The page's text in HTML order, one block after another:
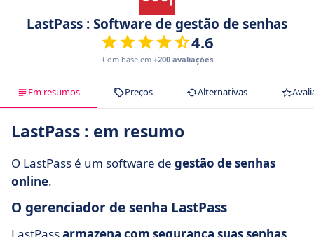
LastPass : Software de gestão de senhas
4.6
Com base em +200 avaliações
Em resumos Preços Alternativas
LastPass : em resumo
O LastPass é um software de gestão de senhas
online.
O gerenciador de senha LastPass